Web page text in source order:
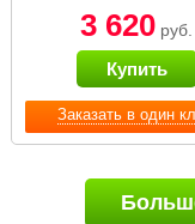
Заказать в один
3 620 руб.
Купить